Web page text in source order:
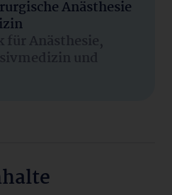
Anästhesie
Anästhesie,
und